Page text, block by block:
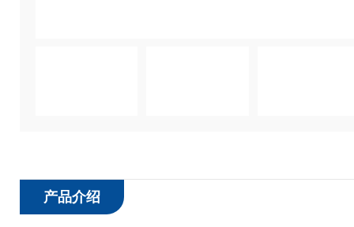
产品介绍